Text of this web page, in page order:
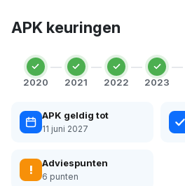
APK keuringen
2020 2021 2022 2023
APK geldig tot
11 juni 2027
! Adviespunten
6 punten